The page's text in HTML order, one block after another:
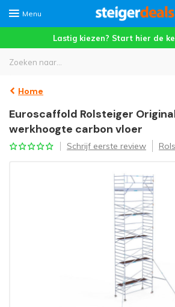
Menu
Lastig kiezen? Start hier de
Home
Euroscaffold Rolsteiger
werkhoogte carbon vloer
Schrijf eerste review